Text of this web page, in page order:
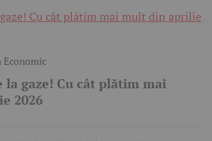
Economic
la gaze! Cu cât plătim mai
2026